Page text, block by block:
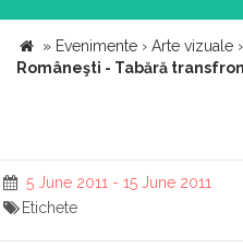
» Evenimente › Arte vizuale ›
Româneşti - Tabără
5 June 2011 - 15 June 2011
Etichete